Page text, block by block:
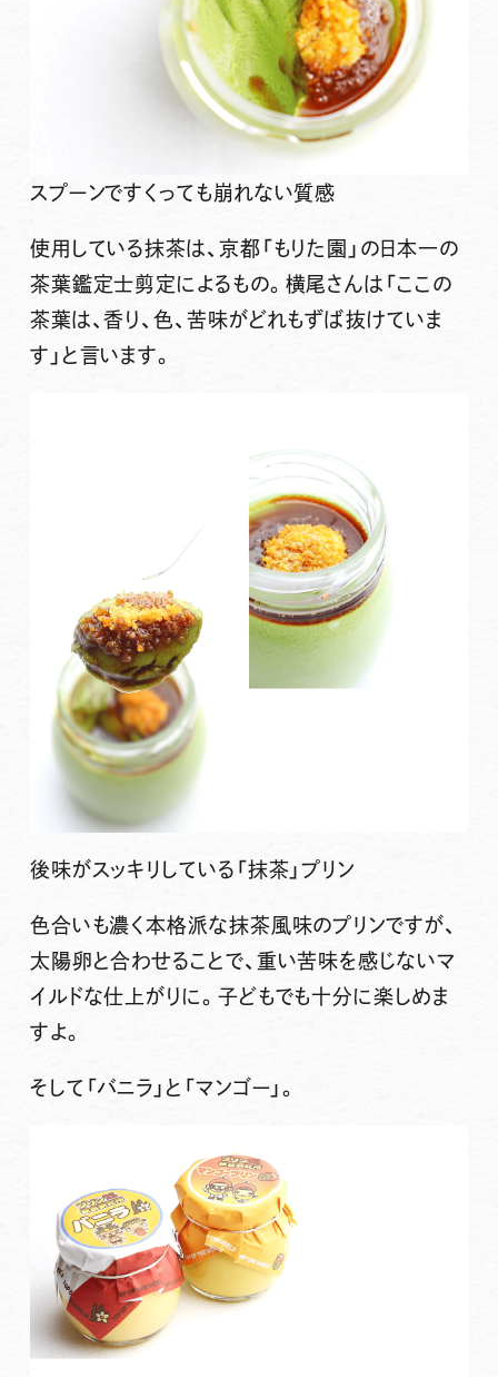
スプーンですくっても崩れない質感
使用している抹茶は、京都「もりた園」の日本一の
茶葉鑑定士剪定によるもの。横尾さんは「ここの
茶葉は、香り、色、苦味がどれもずば抜けていま
す」と言います。
後味がスッキリしている「抹茶」プリン
色合いも濃く本格派な抹茶風味のプリンですが、
太陽卵と合わせることで、重い苦味を感じないマ
イルドな仕上がりに。子どもでも十分に楽しめま
すよ。
そして 「バニラ」 と 「マンゴー」。